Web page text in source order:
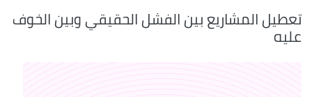
تعطيل المشاريع بين الفشل الحقيقي وبين الخوف
عليه